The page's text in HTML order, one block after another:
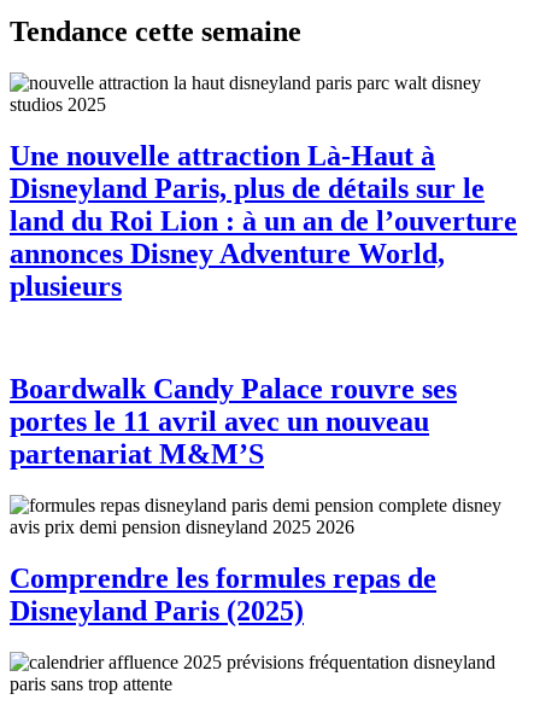
Tendance cette semaine
Une nouvelle attraction Là-Haut à
Disneyland Paris, plus de détails sur le
land du Roi Lion : à un an de l’ouverture
annonces Disney Adventure World,
plusieurs
Boardwalk Candy Palace rouvre ses
portes le 11 avril avec un nouveau
partenariat M&M’S
Comprendre les formules repas de
Disneyland Paris (2025)